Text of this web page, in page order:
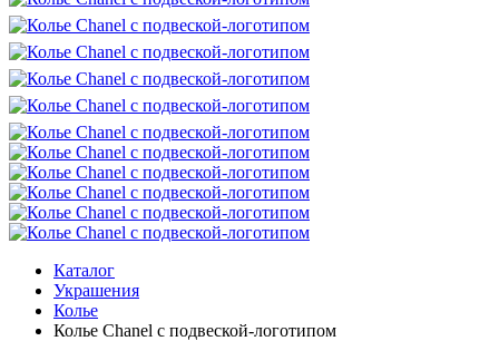
Каталог
Украшения
Колье
Колье Chanel с подвеской-логотипом